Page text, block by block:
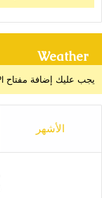
Weather
يجب عليك إضافة مفتاح API للطقس من خلال صفحة إعدادات القالب > الدمج
الأشهر